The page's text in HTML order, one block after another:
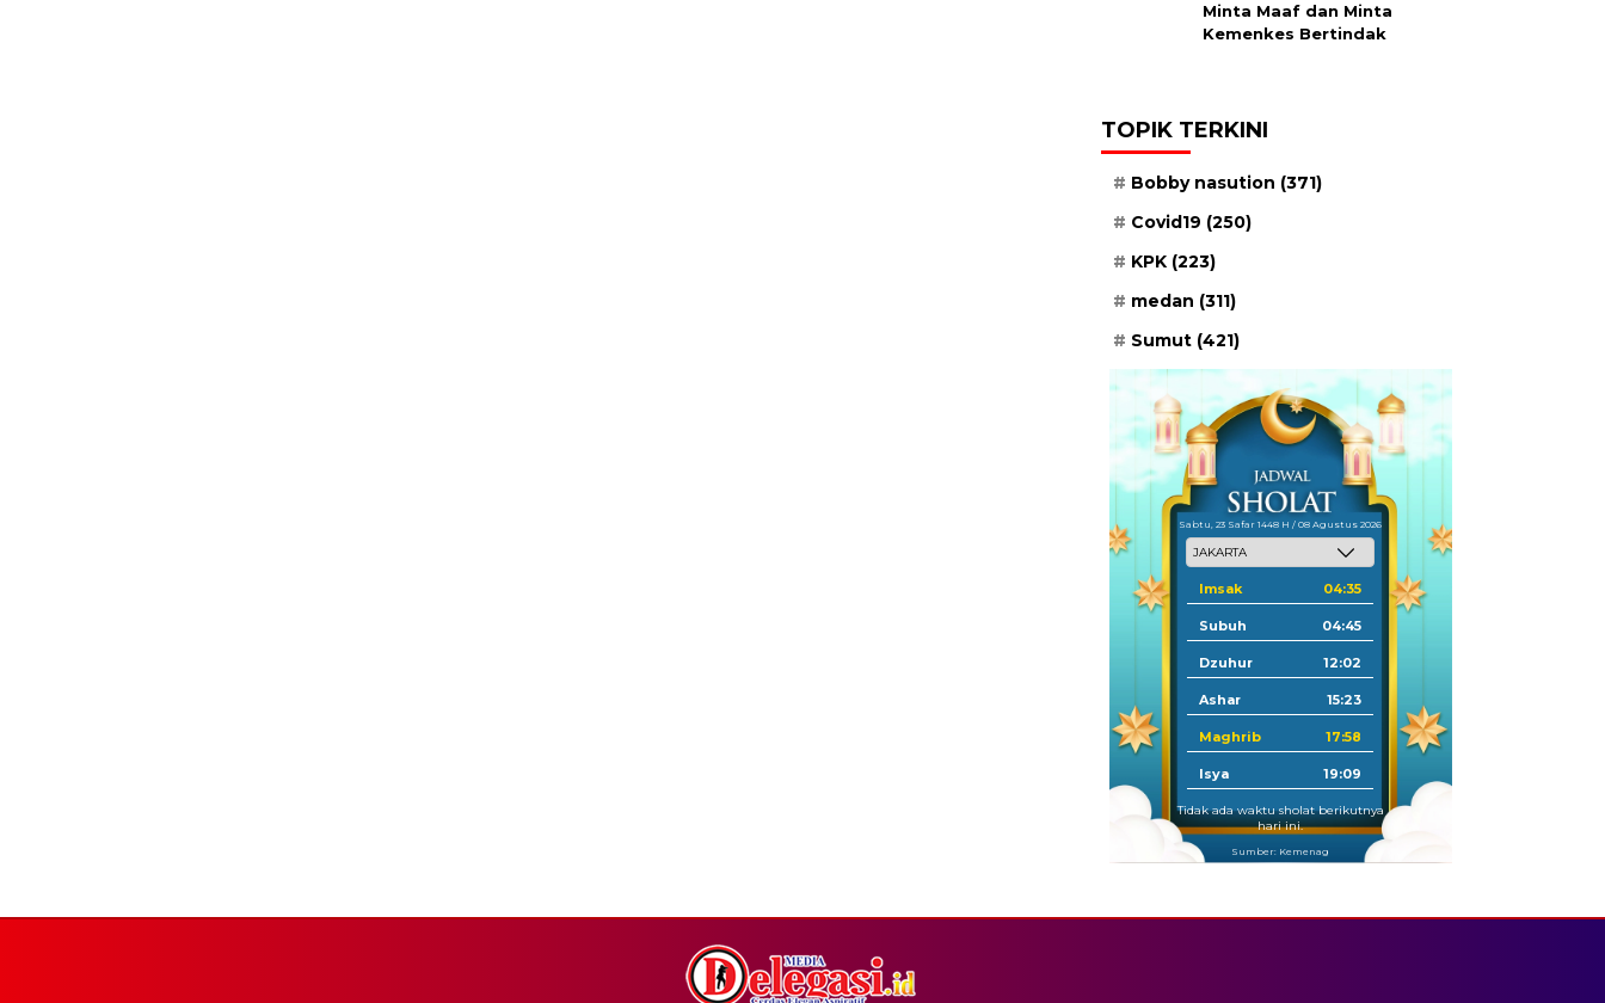
Minta Maaf dan Minta
Kemenkes Bertindak
TOPIK TERKINI
Bobby nasution (371)
Covid19 (250)
KPK (223)
medan (311)
Sumut (421)
Sabtu, 23 Safar 1448 H / 08 Agustus 2026
Imsak 04:35
Subuh 04:45
Dzuhur 12:02
Ashar 15:23
Maghrib 17:58
Isya 19:09
Tidak ada waktu sholat berikutnya
hari ini.
Sumber: Kemenag